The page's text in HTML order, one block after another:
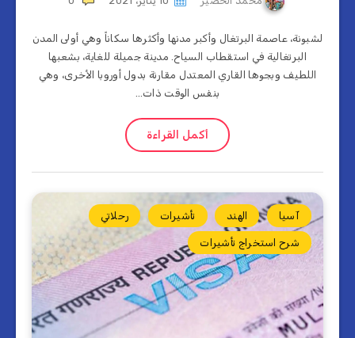
لشبونة، عاصمة البرتغال وأكبر مدنها وأكثرها سكاناً وهي أولى المدن
البرتغالية في استقطاب السياح. مدينة جميلة للغاية، بشعبها
اللطيف وبجوها القاري المعتدل مقارنة بدول أوروبا الأخرى، وهي
بنفس الوقت ذات…
أكمل القراءة
آسيا الهند تأشيرات رحلاتي
شرح استخراج تأشيرات